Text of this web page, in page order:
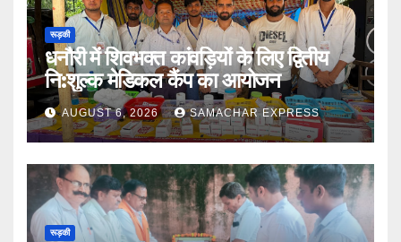
रूड़की
धनौरी में शिवभक्त कांवड़ियों के लिए द्वितीय
नि:शुल्क मेडिकल कैंप का आयोजन
AUGUST 6, 2026 SAMACHAR EXPRESS
रूड़की